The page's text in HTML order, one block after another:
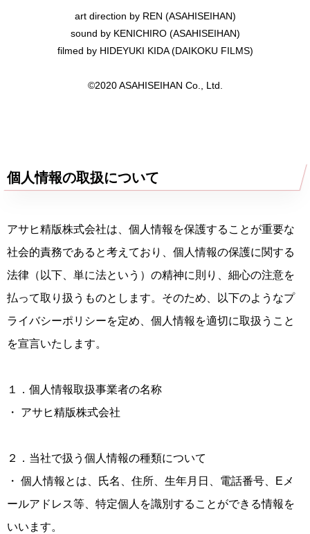
art direction by REN (ASAHISEIHAN)
sound by KENICHIRO (ASAHISEIHAN)
filmed by HIDEYUKI KIDA (DAIKOKU FILMS)
©️2020 ASAHISEIHAN Co., Ltd.
個人情報の取扱について
アサヒ精版株式会社は、個人情報を保護することが重要な
社会的責務であると考えており、個人情報の保護に関する
法律（以下、単に法という）の精神に則り、細心の注意を
払って取り扱うものとします。そのため、以下のようなプ
ライバシーポリシーを定め、個人情報を適切に取扱うこと
を宣言いたします。
１．個人情報取扱事業者の名称
・ アサヒ精版株式会社
２．当社で扱う個人情報の種類について
・ 個人情報とは、氏名、住所、生年月日、電話番号、Eメ
ールアドレス等、特定個人を識別することができる情報を
いいます。